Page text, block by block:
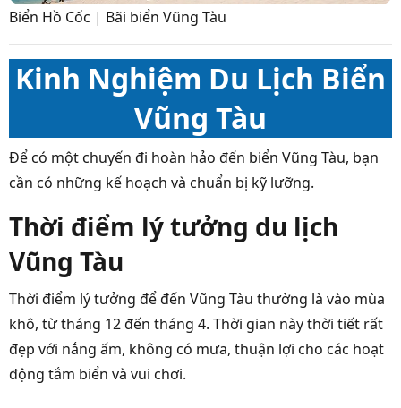
Biển Hồ Cốc | Bãi biển Vũng Tàu
Kinh Nghiệm Du Lịch Biển
Vũng Tàu
Để có một chuyến đi hoàn hảo đến biển Vũng Tàu, bạn
cần có những kế hoạch và chuẩn bị kỹ lưỡng.
Thời điểm lý tưởng du lịch
Vũng Tàu
Thời điểm lý tưởng để đến Vũng Tàu thường là vào mùa
khô, từ tháng 12 đến tháng 4. Thời gian này thời tiết rất
đẹp với nắng ấm, không có mưa, thuận lợi cho các hoạt
động tắm biển và vui chơi.